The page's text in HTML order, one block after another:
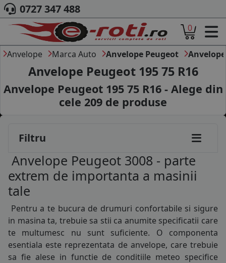
ACASA
DESPRE NOI
ANVELOPE
AUTO
CAMION
MOTO
MARCA AUTO
BLOG
CONT
CONTACT
COS (0 PRODUSE
0727 347 488
0
Anvelope Marca Auto Anvelope Peugeot Anvelope
Anvelope Peugeot 195 75 R16
Anvelope Peugeot 195 75 R16 - Alege din
cele 209 de produse
Filtru
Anvelope Peugeot 3008 - parte
extrem de importanta a masinii
tale
Pentru a te bucura de drumuri confortabile si sigure
in masina ta, trebuie sa stii ca anumite specificatii care
te multumesc nu sunt suficiente. O componenta
esentiala este reprezentata de anvelope, care trebuie
sa fie alese in functie de conditiile meteo specifice
145/70R13
165/65R13
165/70R13
175/70R13
155/65R14
165/65R14